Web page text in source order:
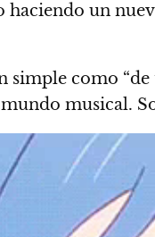
haciendo un
como
mundo musical.